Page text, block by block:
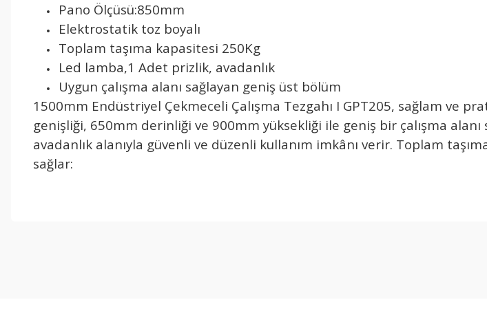
Pano Ölçüsü:850mm
Elektrostatik toz boyalı
Toplam taşıma kapasitesi 250Kg
Led lamba,1 Adet prizlik, avadanlık
Uygun çalışma alanı sağlayan geniş üst bölüm
1500mm Endüstriyel Çekmeceli Çalışma Tezgahı I GPT205, sağlam ve
genişliği, 650mm derinliği ve 900mm yüksekliği ile geniş bir çalışma
avadanlık alanıyla güvenli ve düzenli kullanım imkânı verir. Toplam
sağlar: